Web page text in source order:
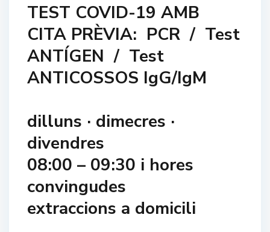
TEST COVID-19 AMB
CITA PRÈVIA: PCR / Test
ANTÍGEN / Test
ANTICOSSOS IgG/IgM
dilluns · dimecres ·
divendres
08:00 – 09:30 i hores
convingudes
extraccions a domicili